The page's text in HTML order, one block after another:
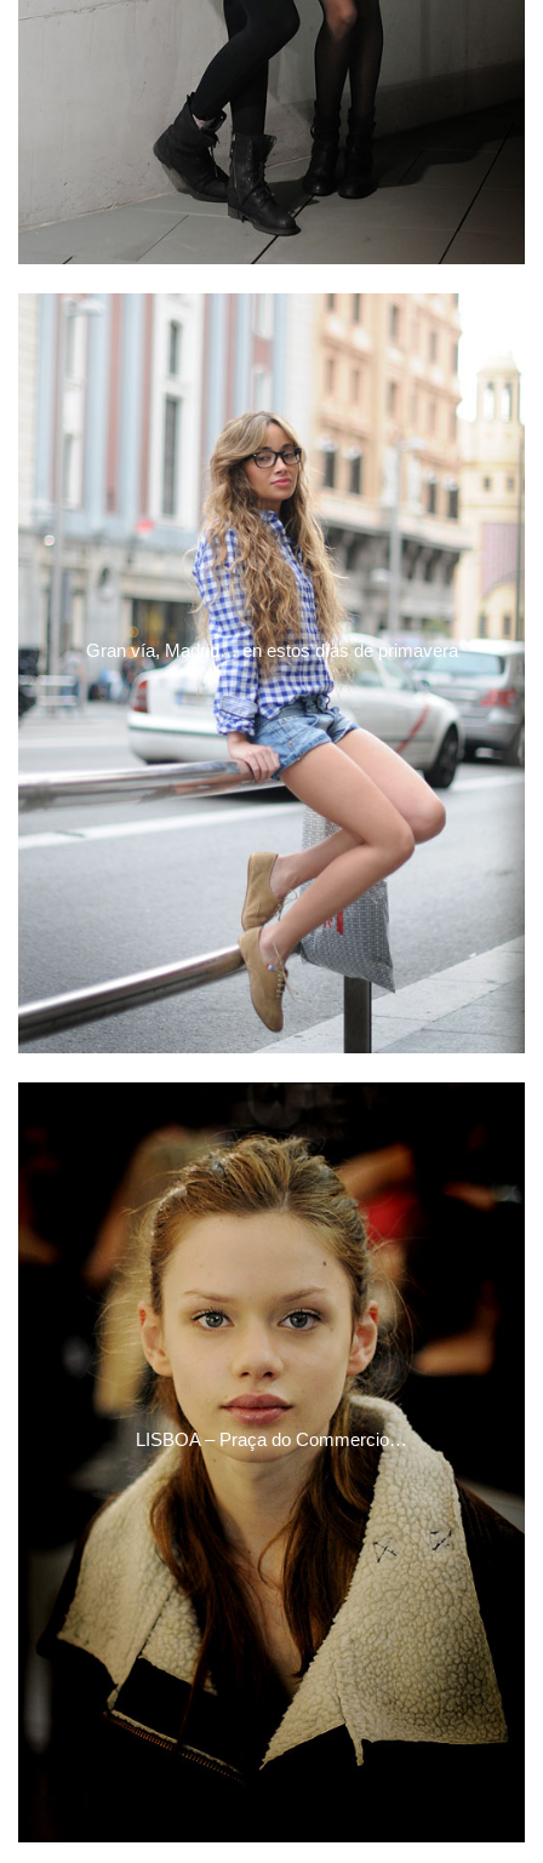
Gran vía, Madrid… en estos días de primavera
LISBOA – Praça do Commercio…